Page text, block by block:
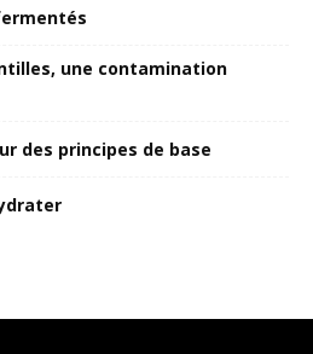
une contamination
des principes de base